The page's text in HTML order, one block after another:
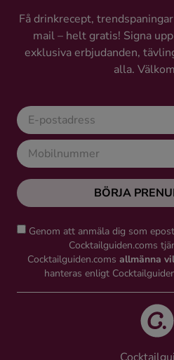
Få drinkrecept,
mail – helt gratis! Signa
exklusiva erbjudanden,
alla.
BÖRJA
Genom att anmäla dig som
Cocktailguiden.coms
Cocktailguiden.coms allmänna
hanteras enligt